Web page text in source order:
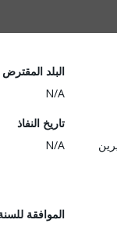
البلد المقترض
N/A
تاريخ النفاذ
N/A
الموافقة